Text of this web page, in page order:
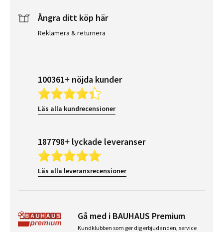
Ångra ditt köp här
Reklamera & returnera
100361+ nöjda kunder
Läs alla kundrecensioner
187798+ lyckade leveranser
Läs alla leveransrecensioner
Gå med i BAUHAUS Premium
Kundklubben som ger dig erbjudanden, service